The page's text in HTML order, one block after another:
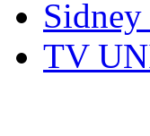
TV